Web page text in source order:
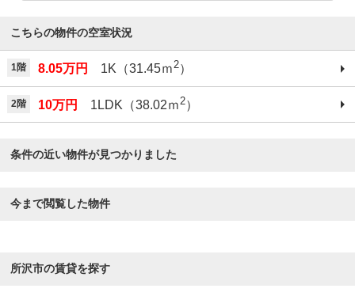
こちらの物件の空室状況
1階 8.05万円 1K（31.45ｍ2）
2階 10万円 1LDK（38.02ｍ 2）
条件の近い物件が見つかりました
今まで閲覧した物件
所沢市の賃貸を探す